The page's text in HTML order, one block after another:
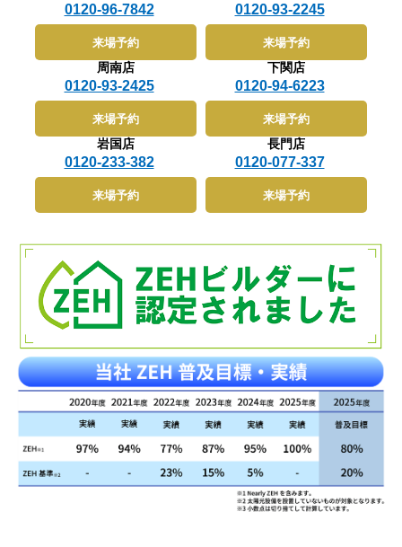
0120-96-7842
来場予約
0120-93-2245
来場予約
周南店
0120-93-2425
来場予約
下関店
0120-94-6223
来場予約
岩国店
0120-233-382
来場予約
長門店
0120-077-337
来場予約